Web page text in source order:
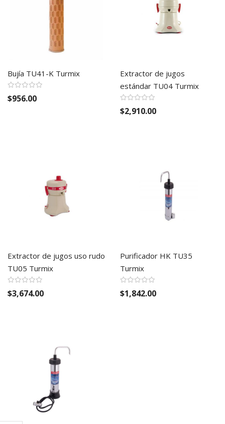
Bujía TU41-K Turmix
$956.00
Extractor de jugos
estándar TU04 Turmix
$2,910.00
Extractor de jugos uso rudo
TU05 Turmix
$3,674.00
Purificador HK TU35
Turmix
$1,842.00